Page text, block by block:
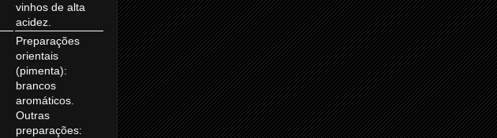
vinhos de alta
acidez.
Preparações
orientais
(pimenta):
brancos
aromáticos.
Outras
preparações: